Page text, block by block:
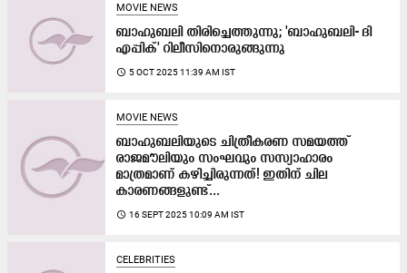
MOVIE NEWS
ബാഹുബലി തിരിച്ചെത്തുന്നു; 'ബാഹുബലി- ദി
എപ്പിക്' റിലീസിനൊരുങ്ങുന്നു
access_time 5 OCT 2025 11:39 AM IST
MOVIE NEWS
ബാഹുബലിയുടെ ചിത്രീകരണ സമയത്ത്
രാജമൗലിയും സംഘവും സസ്യാഹാരം
മാത്രമാണ് കഴിച്ചിരുന്നത്! ഇതിന് ചില
കാരണങ്ങളുണ്ട്...
access_time 16 SEPT 2025 10:09 AM IST
CELEBRITIES